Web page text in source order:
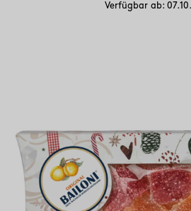
Verfügbar ab: